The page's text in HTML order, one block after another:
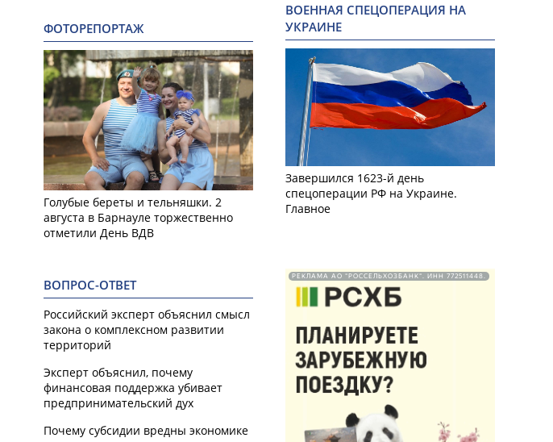
ФОТОРЕПОРТАЖ
Голубые береты и тельняшки. 2
августа в Барнауле торжественно
отметили День ВДВ
ВОПРОС-ОТВЕТ
Российский эксперт объяснил смысл
закона о комплексном развитии
территорий
Эксперт объяснил, почему
финансовая поддержка убивает
предпринимательский дух
Почему субсидии вредны экономике
ВОЕННАЯ СПЕЦОПЕРАЦИЯ НА
УКРАИНЕ
Завершился 1623-й день
спецоперации РФ на Украине.
Главное
РЕКЛАМА АО "РОССЕЛЬХОЗБАНК". ИНН 772511448.